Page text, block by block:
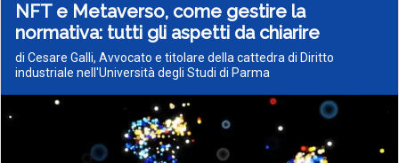
NFT e Metaverso, come gestire la
normativa: tutti gli aspetti da chiarire
di Cesare Galli, Avvocato e titolare della cattedra di Diritto
industriale nell'Università degli Studi di Parma